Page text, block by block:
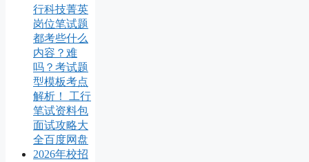
行科技菁英
岗位笔试题
都考些什么
内容？难
吗？考试题
型模板考点
解析！ 工行
笔试资料包
面试攻略大
全百度网盘
2026年校招